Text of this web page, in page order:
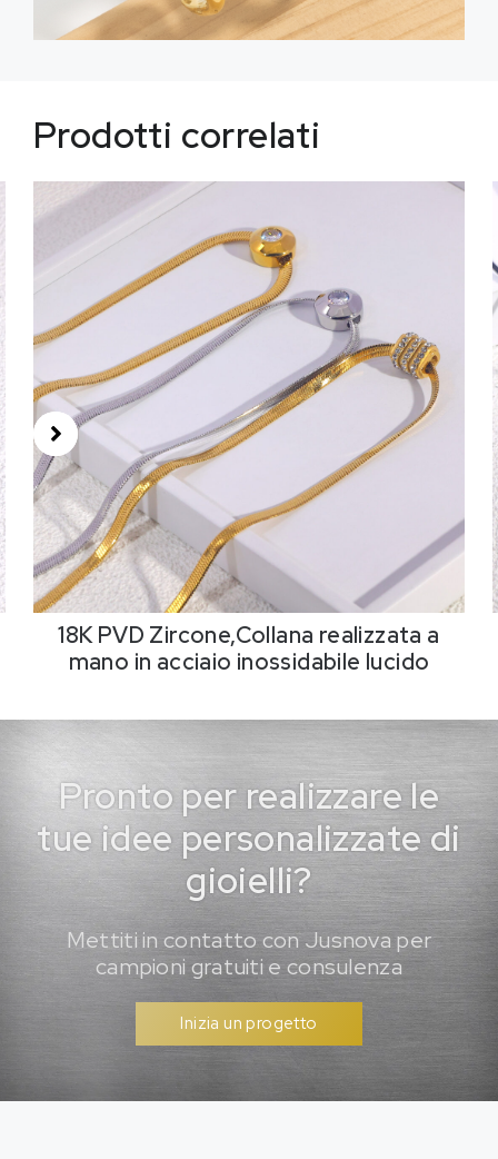
Prodotti correlati
18K PVD Zircone,Collana realizzata a
mano in acciaio inossidabile lucido
Pronto per realizzare le
tue idee personalizzate di
gioielli?
Mettiti in contatto con Jusnova per
campioni gratuiti e consulenza
Inizia un progetto